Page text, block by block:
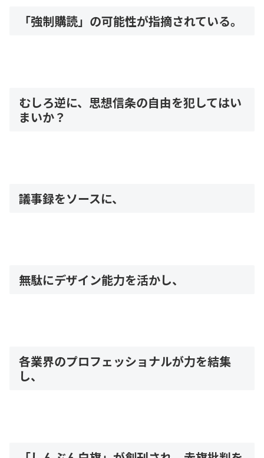
「強制購読」の可能性が指摘されている。
むしろ逆に、思想信条の自由を犯してはい
まいか？
議事録をソースに、
無駄にデザイン能力を活かし、
各業界のプロフェッショナルが力を結集
し、